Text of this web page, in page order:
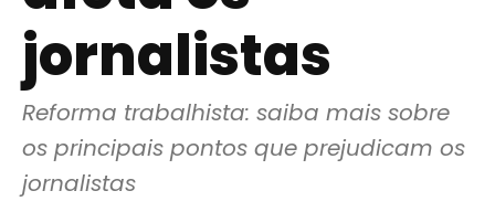
jornalistas
Reforma trabalhista: saiba mais sobre
os principais pontos que prejudicam os
jornalistas